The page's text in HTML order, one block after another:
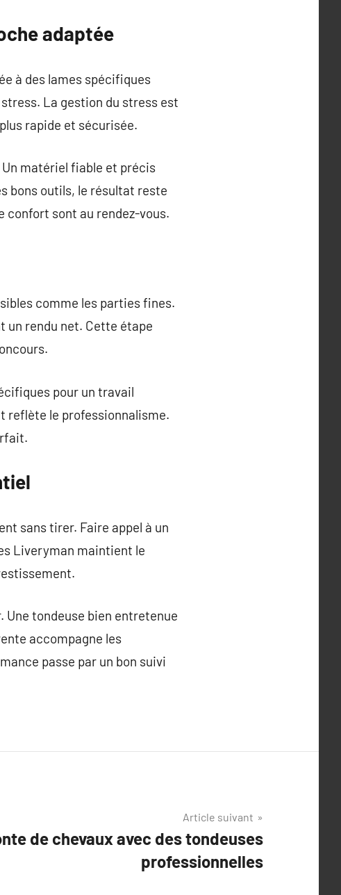
adaptée
à des lames spécifiques
La gestion du stress est
rapide et sécurisée.
matériel fiable et précis
bons outils, le résultat reste
confort sont au rendez-vous.
comme les parties fines.
un rendu net. Cette étape
pour un travail
reflète le professionnalisme.
sans tirer. Faire appel à un
Liveryman maintient le
Une tondeuse bien entretenue
accompagne les
passe par un bon suivi
Article suivant
de chevaux avec des tondeuses
professionnelles